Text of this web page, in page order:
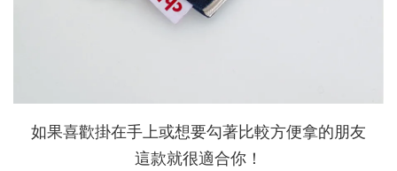
如果喜歡掛在手上或想要勾著比較方便拿的朋友
這款就很適合你！